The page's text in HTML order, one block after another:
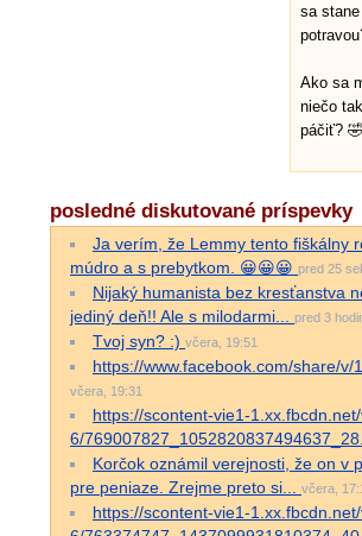
sa stane
Ako sa
niečo
páčiť?
posledné diskutované príspevky
Ja verím, že Lemmy tento fiškálny
múdro a s prebytkom. 😀😀😀 pred 25
Nijaký humanista bez kresťanstva
jediný deň!! Ale s milodarmi...
pred 3
Tvoj syn? :) včera, 19:51
https://www.facebook.com/share/v/
včera, 19:31
https://scontent-vie1-
6/
Korčok oznámil verejnosti, že on v
pre peniaze. Zrejme preto si...
včera,
https://scontent-vie1-